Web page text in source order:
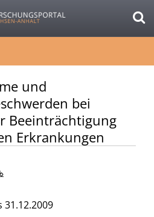
und
bei
Beeinträchtigung
Erkrankungen
31.12.2009